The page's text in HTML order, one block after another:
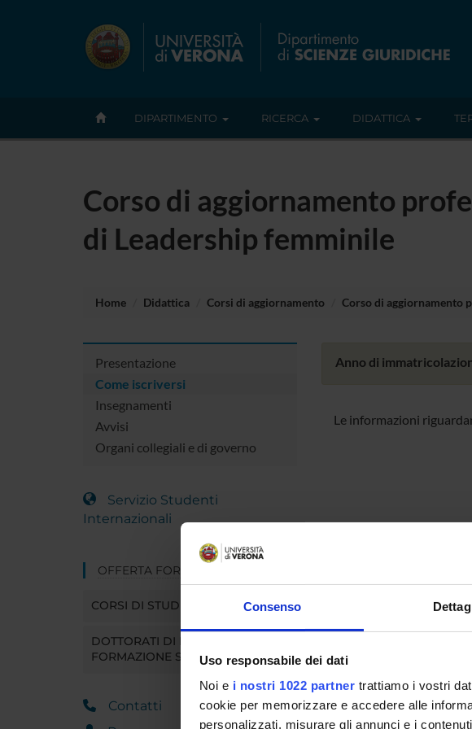
Consenso
Uso responsabile dei dati
Noi e i nostri 1022 partner trattiamo i vostri
cookie per memorizzare e accedere alle
personalizzati, misurare gli annunci e i
DIPARTIMENTO RICERCA DIDATTICA
Corso di aggiornamento
di Leadership femminile
Home Didattica Corsi di aggiornamento Corso di aggiornamento
Presentazione
Come iscriversi
Insegnamenti
Avvisi
Organi collegiali e di governo
Servizio Studenti
Internazionali
OFFERTA FORMATIVA
CORSI DI STUDIO
DOTTORATI DI RICERCA E
FORMAZIONE SUPERIORE
Contatti
Anno di
Le informazioni